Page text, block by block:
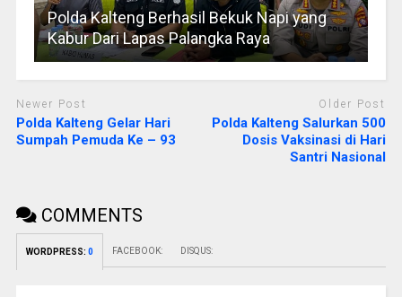
Polda Kalteng Berhasil Bekuk Napi yang
Kabur Dari Lapas Palangka Raya
Newer Post
Polda Kalteng Gelar Hari
Sumpah Pemuda Ke – 93
Older Post
Polda Kalteng Salurkan 500
Dosis Vaksinasi di Hari
Santri Nasional
COMMENTS
WORDPRESS: 0 FACEBOOK: DISQUS: